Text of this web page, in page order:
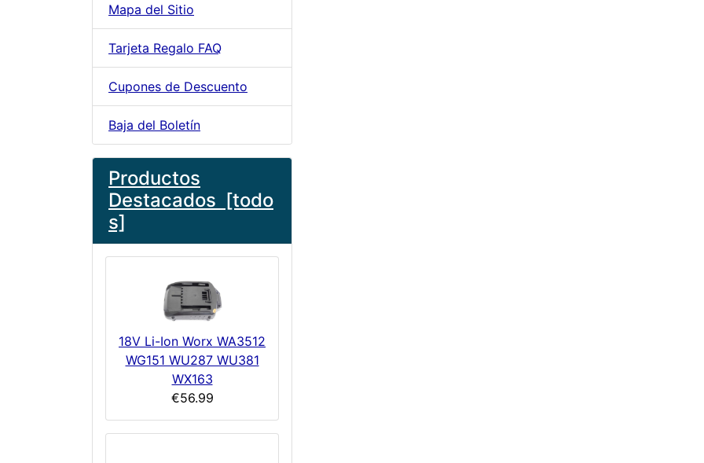
Mapa del Sitio
Tarjeta Regalo FAQ
Cupones de Descuento
Baja del Boletín
Productos
Destacados [todo
s]
18V Li-Ion Worx WA3512
WG151 WU287 WU381
WX163
€56.99